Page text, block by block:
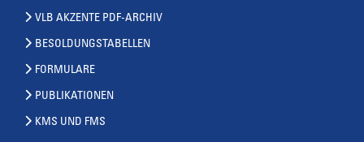
VLB AKZENTE PDF-ARCHIV
BESOLDUNGSTABELLEN
FORMULARE
PUBLIKATIONEN
KMS UND FMS